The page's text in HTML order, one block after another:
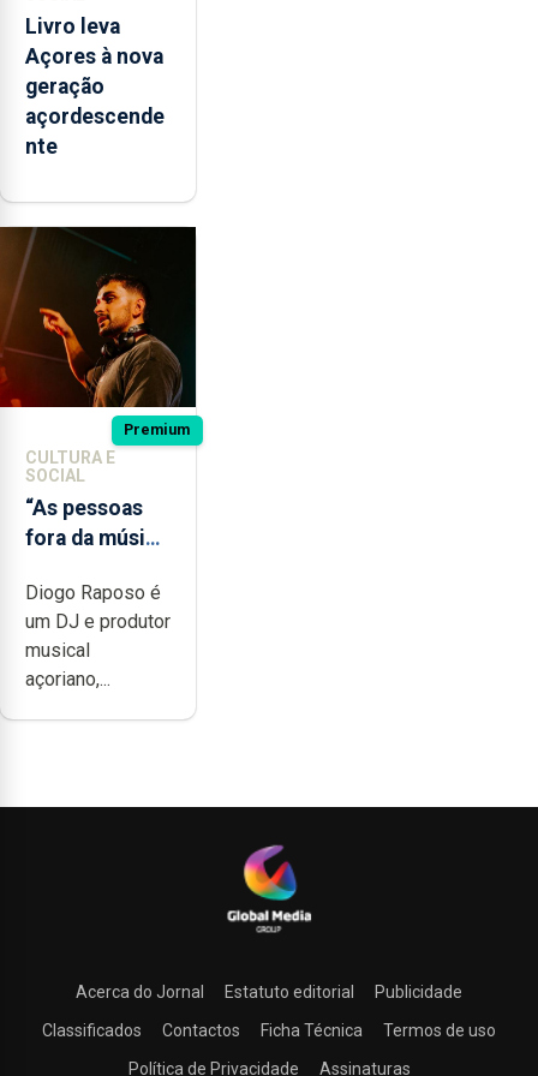
Livro leva
Açores à nova
geração
açordescende
nte
Premium
CULTURA E
SOCIAL
“As pessoas
fora da música
noção do quão
difícil é
produzir uma
música”
Diogo Raposo é
um DJ e produtor
musical
açoriano,...
Acerca do Jornal Estatuto editorial
Publicidade
Classificados
Contactos Ficha Técnica
Termos de uso
Política de Privacidade
Assinaturas